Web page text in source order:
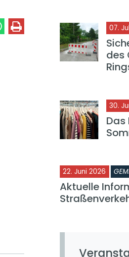
07.
des
30.
22. Juni 2026
Aktuelle